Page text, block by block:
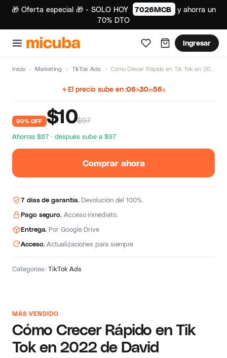
🎁 Oferta especial 🎁 - SOLO HOY 7026MCB
y ahorra un
70% DTO
Ingresar
Inicio › Marketing › TikTok Ads › Cómo Crecer Rápido en Tik Tok en 2022 de David Martínez
MÁS VENDIDO
Cómo Crecer Rápido en Tik
Tok en 2022 de David
El precio sube en 06h30m56s
90% OFF $10$97
Ahorras $87 · después sube a $97
Comprar ahora
7 días de garantía.Devolución del 100%.
Pago seguro. Acceso inmediato.
Entrega. Por Google Drive
Acceso.Actualizaciones para siempre
Categorías:TikTok Ads